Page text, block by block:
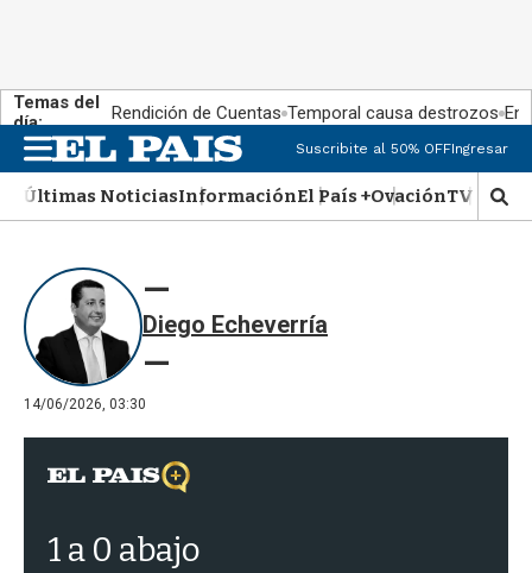
Temas del
día:
Rendición de Cuentas Temporal causa destrozos En
n
u
Suscribite al 50% OFFIngresar
Últimas NoticiasInformaciónEl País +OvaciónTV Show
M
o
q
Diego Echeverría
14/06/2026, 03:30
1 a 0 abajo